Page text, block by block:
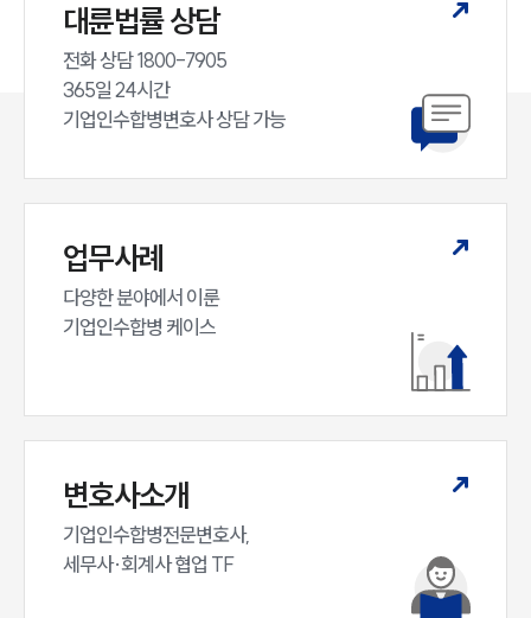
대륜법률 상담
전화 상담 1800-7905
365일 24시간
기업인수합병변호사 상담 가능
업무사례
다양한 분야에서 이룬
기업인수합병 케이스
변호사소개
기업인수합병전문변호사,
세무사·회계사 협업 TF